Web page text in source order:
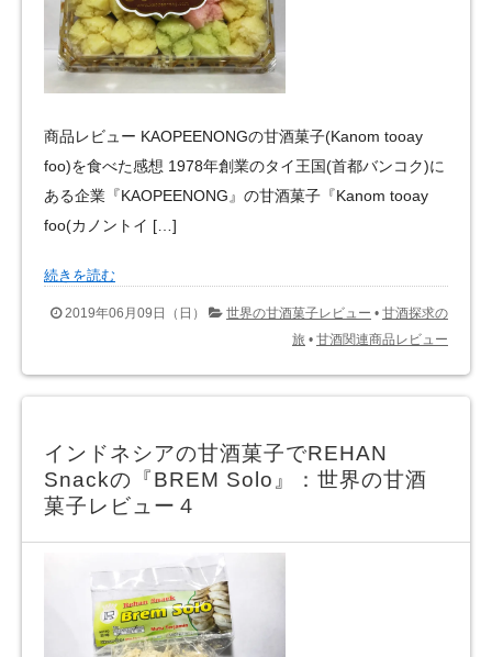
商品レビュー KAOPEENONGの甘酒菓子(Kanom tooay
foo)を食べた感想 1978年創業のタイ王国(首都バンコク)に
ある企業『KAOPEENONG』の甘酒菓子『Kanom tooay
foo(カノントイ […]
続きを読む
2019年06月09日（日） 世界の甘酒菓子レビュー • 甘酒探求の
旅 • 甘酒関連商品レビュー
インドネシアの甘酒菓子でREHAN
Snackの『BREM Solo』：世界の甘酒
菓子レビュー４